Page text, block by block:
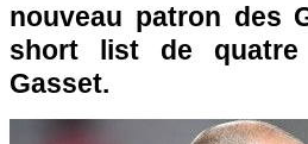
nouveau patron des
short list de quatre
Gasset.